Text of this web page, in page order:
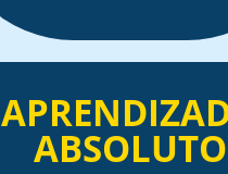
ABSOLUTO